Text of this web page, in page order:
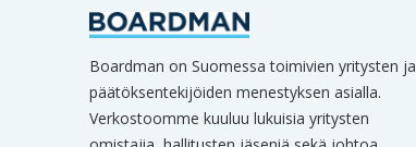
Boardman on Suomessa toimivien yritysten ja
päätöksentekijöiden menestyksen asialla.
Verkostoomme kuuluu lukuisia yritysten